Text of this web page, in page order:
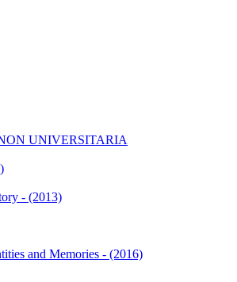
UNIVERSITARIA
- (2013)
and Memories - (2016)